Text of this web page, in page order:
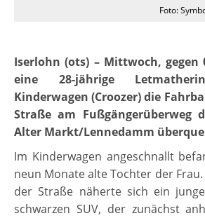
Foto:
Iserlohn (ots) – Mittwoch, gegen
eine 28-jährige
Kinderwagen (Croozer) die
Straße am Fußgängerüberweg
Alter Markt/Lennedamm
Im Kinderwagen angeschnallt
neun Monate alte Tochter der
der Straße näherte sich ein
schwarzen SUV, der zunächst